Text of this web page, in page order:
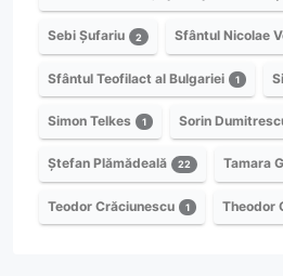
Sebi Șufariu 2 Sfântul Nicolae
Sfântul Teofilact al Bulgariei 1
Simon Telkes 1 Sorin
Ștefan Plămădeală 22 Tamara
Teodor Crăciunescu 1 Theodor